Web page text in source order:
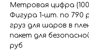
Метровая цифра
Фигура 1-шт. по 790
груз для шаров в
пакет для
руб